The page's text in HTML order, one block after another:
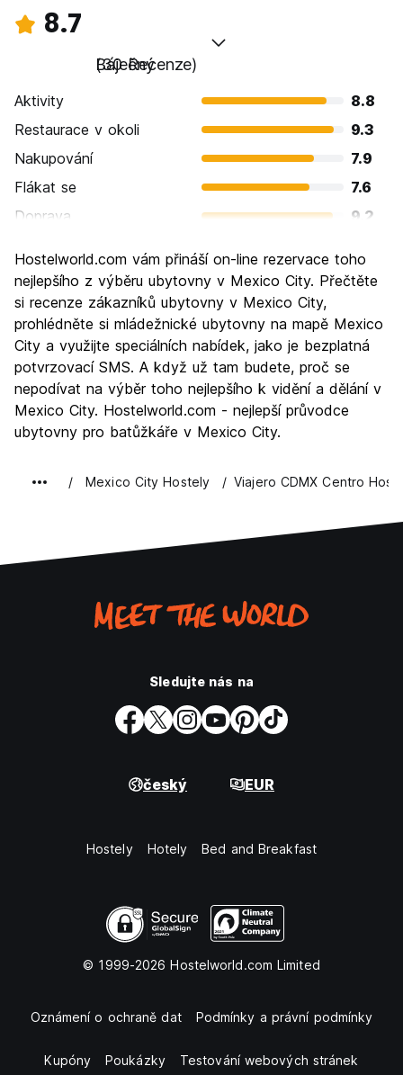
8.7
Báječný
(30 Recenze)
Aktivity
8.8
Restaurace v okoli
9.3
Nakupování
7.9
Flákat se
7.6
Doprava
9.2
Kultura
9.7
Noční život
Hodnota za peníze
9.1
Hostelworld.com vám přináší on-line rezervace toho
nejlepšího z výběru ubytovny v Mexico City. Přečtěte
si recenze zákazníků ubytovny v Mexico City,
prohlédněte si mládežnické ubytovny na mapě Mexico
City a využijte speciálních nabídek, jako je bezplatná
potvrzovací SMS. A když už tam budete, proč se
nepodívat na výběr toho nejlepšího k vidění a dělání v
Mexico City. Hostelworld.com - nejlepší průvodce
ubytovny pro batůžkáře v Mexico City.
Mexico City Hostely Viajero CDMX Centro
Sledujte nás na
český EUR
Hostely Hotely Bed and Breakfast
© 1999-2026 Hostelworld.com Limited
Oznámení o ochraně dat Podmínky a právní podmínky
Kupóny Poukázky Testování webových stránek